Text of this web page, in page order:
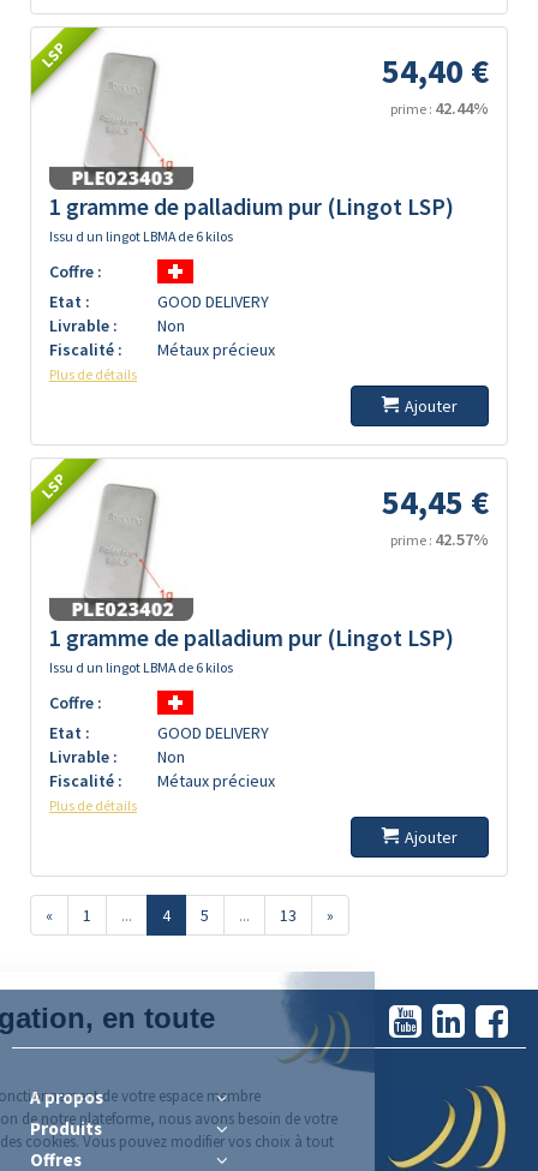
LSP 54,40 €
prime : 42.44%
1 gramme de palladium pur (Lingot LSP)
Issu d un lingot LBMA de 6 kilos
Coffre :
Etat :
GOOD DELIVERY
Livrable :
Non
Fiscalité :
Métaux précieux
Plus de détails
Ajouter
LSP 54,45 €
prime : 42.57%
1 gramme de palladium pur (Lingot LSP)
Issu d un lingot LBMA de 6 kilos
Coffre :
Etat :
GOOD DELIVERY
Livrable :
Non
Fiscalité :
Métaux précieux
Plus de détails
Ajouter
« 1 ... 4 5 ... 13 »
A propos
Produits
Offres